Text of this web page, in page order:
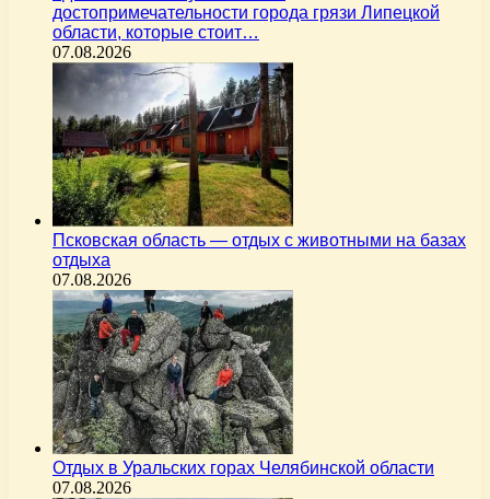
достопримечательности города грязи Липецкой
области, которые стоит…
07.08.2026
Псковская область — отдых с животными на базах
отдыха
07.08.2026
Отдых в Уральских горах Челябинской области
07.08.2026